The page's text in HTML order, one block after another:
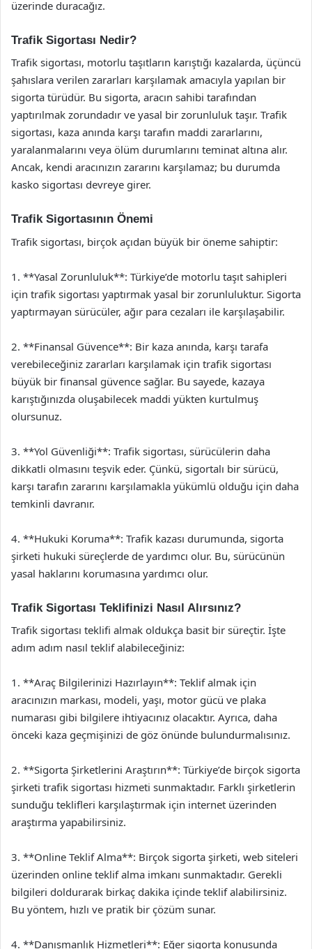
üzerinde duracağız.
Trafik Sigortası Nedir?
Trafik sigortası, motorlu taşıtların karıştığı kazalarda, üçüncü
şahıslara verilen zararları karşılamak amacıyla yapılan bir
sigorta türüdür. Bu sigorta, aracın sahibi tarafından
yaptırılmak zorundadır ve yasal bir zorunluluk taşır. Trafik
sigortası, kaza anında karşı tarafın maddi zararlarını,
yaralanmalarını veya ölüm durumlarını teminat altına alır.
Ancak, kendi aracınızın zararını karşılamaz; bu durumda
kasko sigortası devreye girer.
Trafik Sigortasının Önemi
Trafik sigortası, birçok açıdan büyük bir öneme sahiptir:
1. **Yasal Zorunluluk**: Türkiye’de motorlu taşıt sahipleri
için trafik sigortası yaptırmak yasal bir zorunluluktur. Sigorta
yaptırmayan sürücüler, ağır para cezaları ile karşılaşabilir.
2. **Finansal Güvence**: Bir kaza anında, karşı tarafa
verebileceğiniz zararları karşılamak için trafik sigortası
büyük bir finansal güvence sağlar. Bu sayede, kazaya
karıştığınızda oluşabilecek maddi yükten kurtulmuş
olursunuz.
3. **Yol Güvenliği**: Trafik sigortası, sürücülerin daha
dikkatli olmasını teşvik eder. Çünkü, sigortalı bir sürücü,
karşı tarafın zararını karşılamakla yükümlü olduğu için daha
temkinli davranır.
4. **Hukuki Koruma**: Trafik kazası durumunda, sigorta
şirketi hukuki süreçlerde de yardımcı olur. Bu, sürücünün
yasal haklarını korumasına yardımcı olur.
Trafik Sigortası Teklifinizi Nasıl Alırsınız?
Trafik sigortası teklifi almak oldukça basit bir süreçtir. İşte
adım adım nasıl teklif alabileceğiniz:
1. **Araç Bilgilerinizi Hazırlayın**: Teklif almak için
aracınızın markası, modeli, yaşı, motor gücü ve plaka
numarası gibi bilgilere ihtiyacınız olacaktır. Ayrıca, daha
önceki kaza geçmişinizi de göz önünde bulundurmalısınız.
2. **Sigorta Şirketlerini Araştırın**: Türkiye’de birçok sigorta
şirketi trafik sigortası hizmeti sunmaktadır. Farklı şirketlerin
sunduğu teklifleri karşılaştırmak için internet üzerinden
araştırma yapabilirsiniz.
3. **Online Teklif Alma**: Birçok sigorta şirketi, web siteleri
üzerinden online teklif alma imkanı sunmaktadır. Gerekli
bilgileri doldurarak birkaç dakika içinde teklif alabilirsiniz.
Bu yöntem, hızlı ve pratik bir çözüm sunar.
4. **Danışmanlık Hizmetleri**: Eğer sigorta konusunda